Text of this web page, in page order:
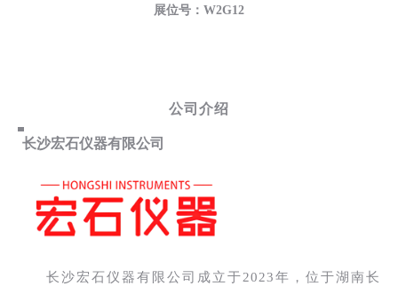
展位号：W2G12
公司介绍
长沙宏石仪器有限公司
长沙宏石仪器有限公司成立于2023年，位于湖南长